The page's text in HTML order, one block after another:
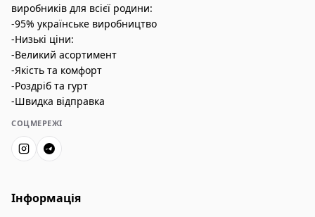
виробників для всієї родини:
-95% українське виробництво
-Низькі ціни:
-Великий асортимент
-Якість та комфорт
-Роздріб та гурт
-Швидка відправка
СОЦМЕРЕЖІ
Інформація